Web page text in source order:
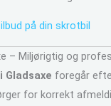
på din skrotbil
– Miljørigtig og
Gladsaxe foregår
for korrekt